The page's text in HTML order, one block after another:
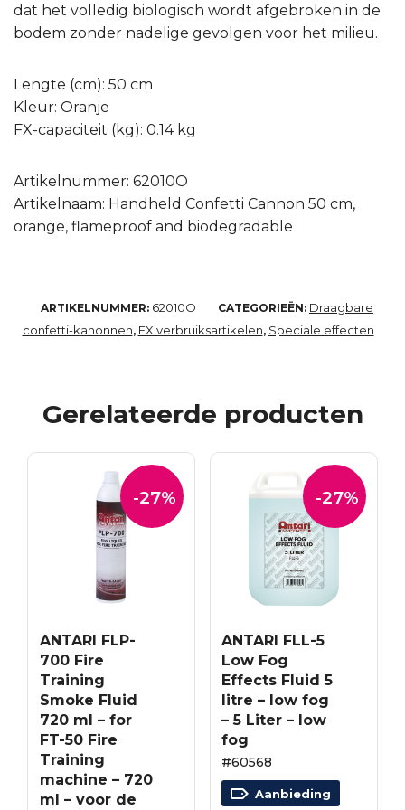
dat het volledig biologisch wordt afgebroken in de
bodem zonder nadelige gevolgen voor het milieu.
Lengte (cm): 50 cm
Kleur: Oranje
FX-capaciteit (kg): 0.14 kg
Artikelnummer: 62010O
Artikelnaam: Handheld Confetti Cannon 50 cm,
orange, flameproof and biodegradable
ARTIKELNUMMER: 62010O CATEGORIEËN: Draagbare
confetti-kanonnen, FX verbruiksartikelen, Speciale effecten
Gerelateerde producten
-27%
ANTARI FLP-
700 Fire
Training
Smoke Fluid
720 ml – for
FT-50 Fire
Training
machine – 720
ml – voor de
-27%
ANTARI FLL-5
Low Fog
Effects Fluid 5
litre – low fog
– 5 Liter – low
fog
#60568
Aanbieding